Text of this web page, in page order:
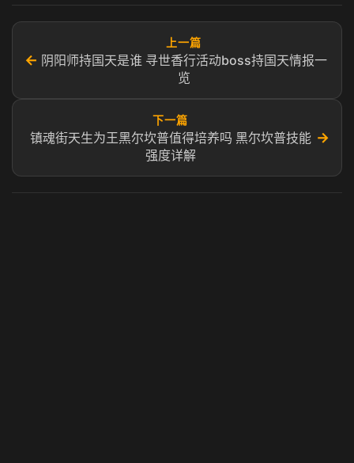
←
上一篇
阴阳师持国天是谁 寻世香行活动boss持国天情报一
览
下一篇
镇魂街天生为王黑尔坎普值得培养吗 黑尔坎普技能
强度详解
→